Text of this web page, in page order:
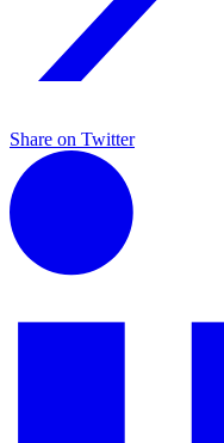
Share on Twitter